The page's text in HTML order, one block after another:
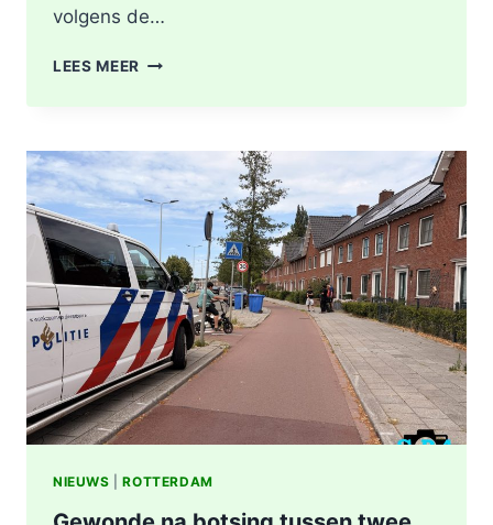
volgens de…
LEES MEER GEWONDE
AANRIJDING
PITTSBURGHSTRAAT
IN
ROTTERDAM
NIEUWS |ROTTERDAM